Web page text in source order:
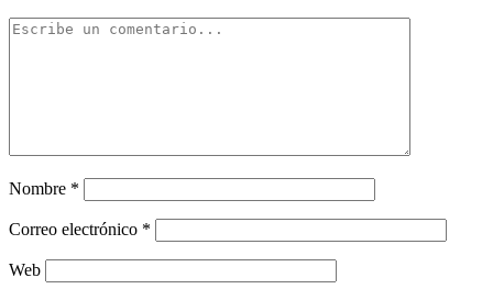
Nombre *
Correo electrónico *
Web